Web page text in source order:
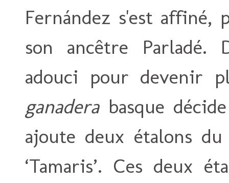
Fernández s'est affiné,
son ancêtre Parladé.
adouci pour devenir
ganaderabasque
ajoute deux étalons
‘Tamaris’. Ces deux